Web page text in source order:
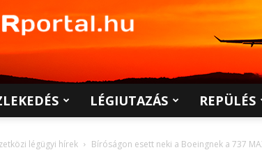
LÉGIUTAZÁS REPÜLÉS
légügyi hírek Bíróságon esett neki a Boeingnek a 737